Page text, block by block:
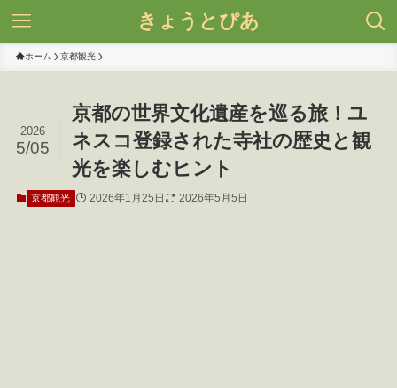
きょうとぴあ
ホーム 京都観光
京都の世界文化遺産を巡る旅！ユ
ネスコ登録された寺社の歴史と観
光を楽しむヒント
2026
5/05
京都観光 2026年1月25日 2026年5月5日